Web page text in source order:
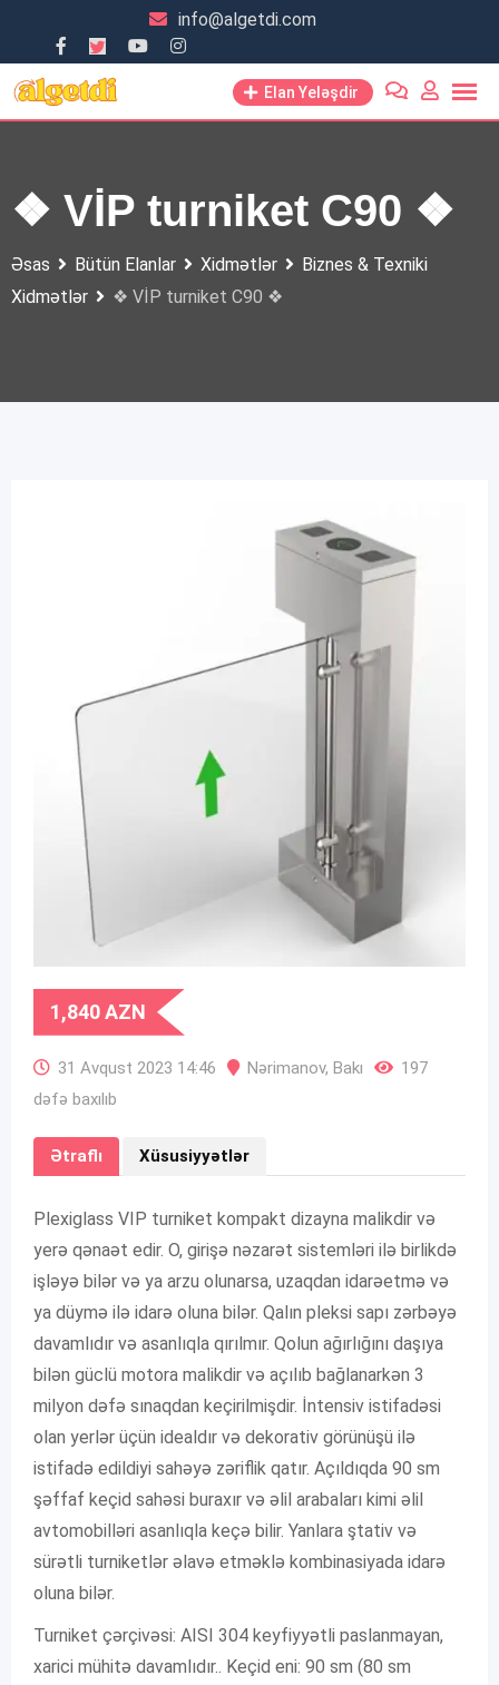
content
info@algetdi.com
Elan Yeləşdir
❖ VİP turniket C90 ❖
Əsas Bütün Elanlar Xidmətlər
Biznes & Texniki
Xidmətlər
❖ VİP turniket C90 ❖
1,840AZN
31 Avqust 2023 14:46 Nərimanov, Bakı
197
dəfə baxılıb
Ətraflı Xüsusiyyətlər
Plexiglass VIP turniket kompakt dizayna malikdir və
yerə qənaət edir. O, girişə nəzarət sistemləri ilə birlikdə
işləyə bilər və ya arzu olunarsa, uzaqdan idarəetmə və
ya düymə ilə idarə oluna bilər. Qalın pleksi sapı zərbəyə
davamlıdır və asanlıqla qırılmır. Qolun ağırlığını daşıya
bilən güclü motora malikdir və açılıb bağlanarkən 3
milyon dəfə sınaqdan keçirilmişdir. İntensiv istifadəsi
olan yerlər üçün idealdır və dekorativ görünüşü ilə
istifadə edildiyi sahəyə zəriflik qatır. Açıldıqda 90 sm
şəffaf keçid sahəsi buraxır və əlil arabaları kimi əlil
avtomobilləri asanlıqla keçə bilir. Yanlara ştativ və
sürətli turniketlər əlavə etməklə kombinasiyada idarə
oluna bilər.
Turniket çərçivəsi: AISI 304 keyfiyyətli paslanmayan,
xarici mühitə davamlıdır.. Keçid eni: 90 sm (80 sm